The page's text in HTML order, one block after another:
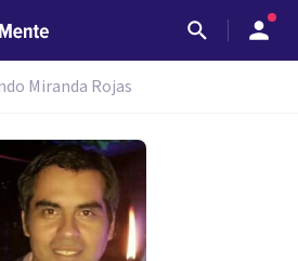
Miranda Rojas